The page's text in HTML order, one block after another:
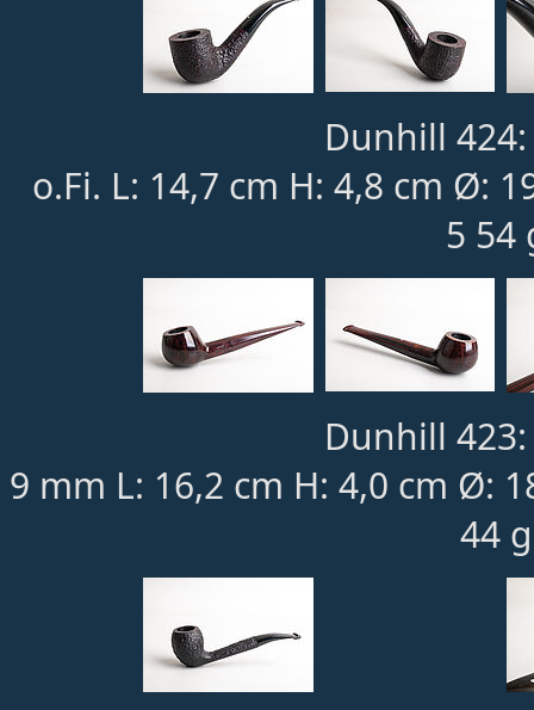
Dunhill
o.Fi. L: 14,7 cm H: 4,8 cm Ø:
5 54
Dunhill
9 mm L: 16,2 cm H: 4,0 cm Ø:
44